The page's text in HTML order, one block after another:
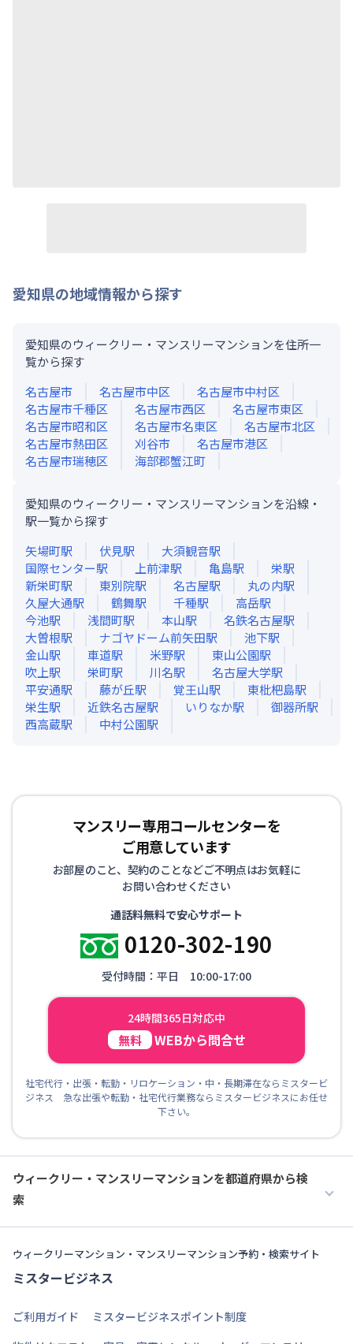
愛知県の地域情報から探す
愛知県のウィークリー・マンスリーマンションを住所一
覧から探す
名古屋市
名古屋市中区
名古屋市中村区
名古屋市千種区
名古屋市西区
名古屋市東区
名古屋市昭和区
名古屋市名東区
名古屋市北区
名古屋市熱田区
刈谷市
名古屋市港区
名古屋市瑞穂区
海部郡蟹江町
愛知県のウィークリー・マンスリーマンションを沿線・
駅一覧から探す
矢場町駅 伏見駅 大須観音駅
国際センター駅 上前津駅 亀島駅 栄駅
新栄町駅 東別院駅 名古屋駅 丸の内駅
久屋大通駅 鶴舞駅 千種駅 高岳駅
今池駅 浅間町駅 本山駅 名鉄名古屋駅
大曽根駅 ナゴヤドーム前矢田駅 池下駅
金山駅 車道駅 米野駅 東山公園駅
吹上駅 栄町駅 川名駅 名古屋大学駅
平安通駅 藤が丘駅 覚王山駅 東枇杷島駅
栄生駅 近鉄名古屋駅 いりなか駅 御器所駅
西高蔵駅 中村公園駅
マンスリー専用コールセンターを
ご用意しています
お部屋のこと、契約のことなどご不明点はお気軽に
お問い合わせください
通話料無料で安心サポート
0120-302-190
受付時間：平日 10:00-17:00
24時間365日対応中
無料 WEBから問合せ
社宅代行・出張・転勤・リロケーション・中・長期滞在ならミスタービ
ジネス 急な出張や転勤・社宅代行業務ならミスタービジネスにお任せ
下さい。
ウィークリー・マンスリーマンションを都道府県から検
索
ウィークリーマンション・マンスリーマンション予約・検索サイト
ミスタービジネス
ご利用ガイド
ミスタービジネスポイント制度